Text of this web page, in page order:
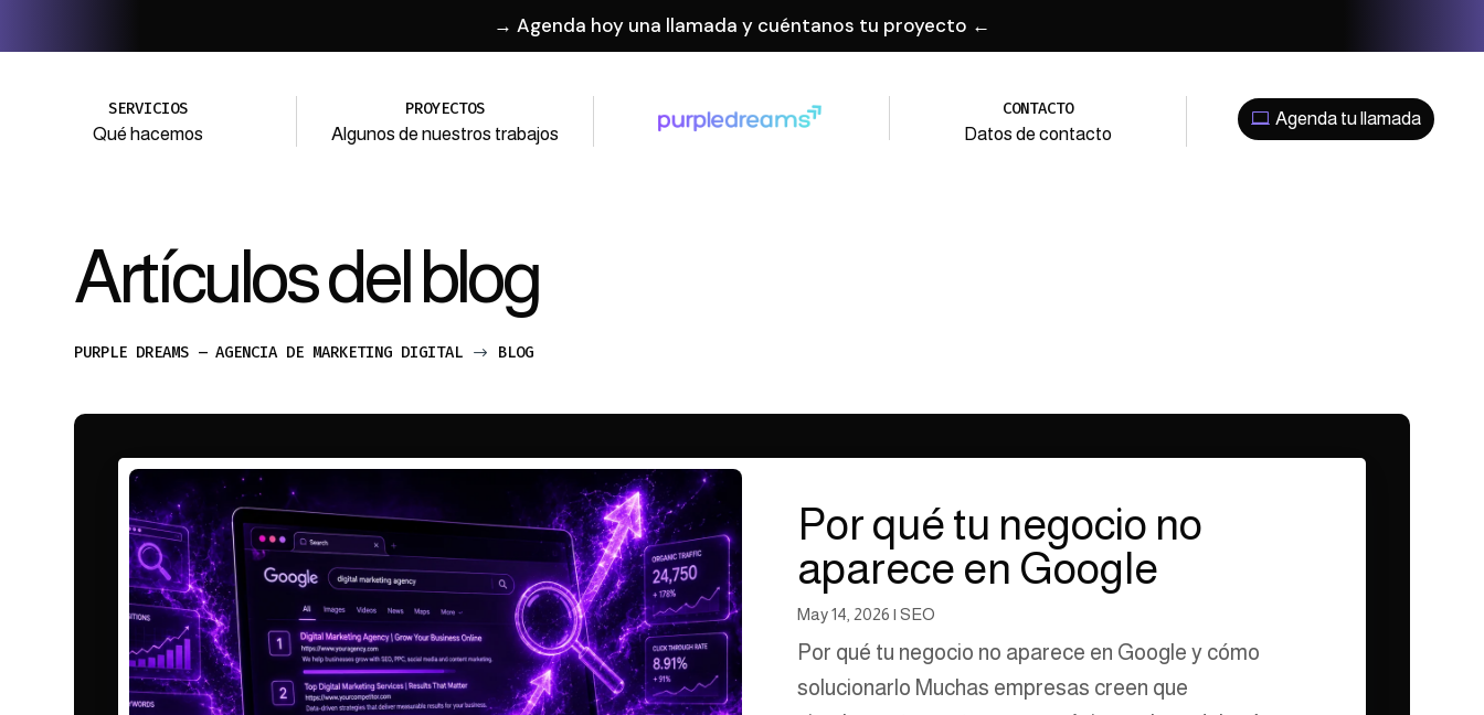
→ Agenda hoy una llamada y cuéntanos tu proyecto ←
SERVICIOS
Qué hacemos
PROYECTOS
Algunos de nuestros trabajos
CONTACTO
Datos de contacto
Agenda tu llamada
Artículos del blog
PURPLE DREAMS – AGENCIA DE MARKETING DIGITAL $ BLOG
Por qué tu negocio no
aparece en Google
May 14, 2026 | SEO
Por qué tu negocio no aparece en Google y cómo
solucionarlo Muchas empresas creen que